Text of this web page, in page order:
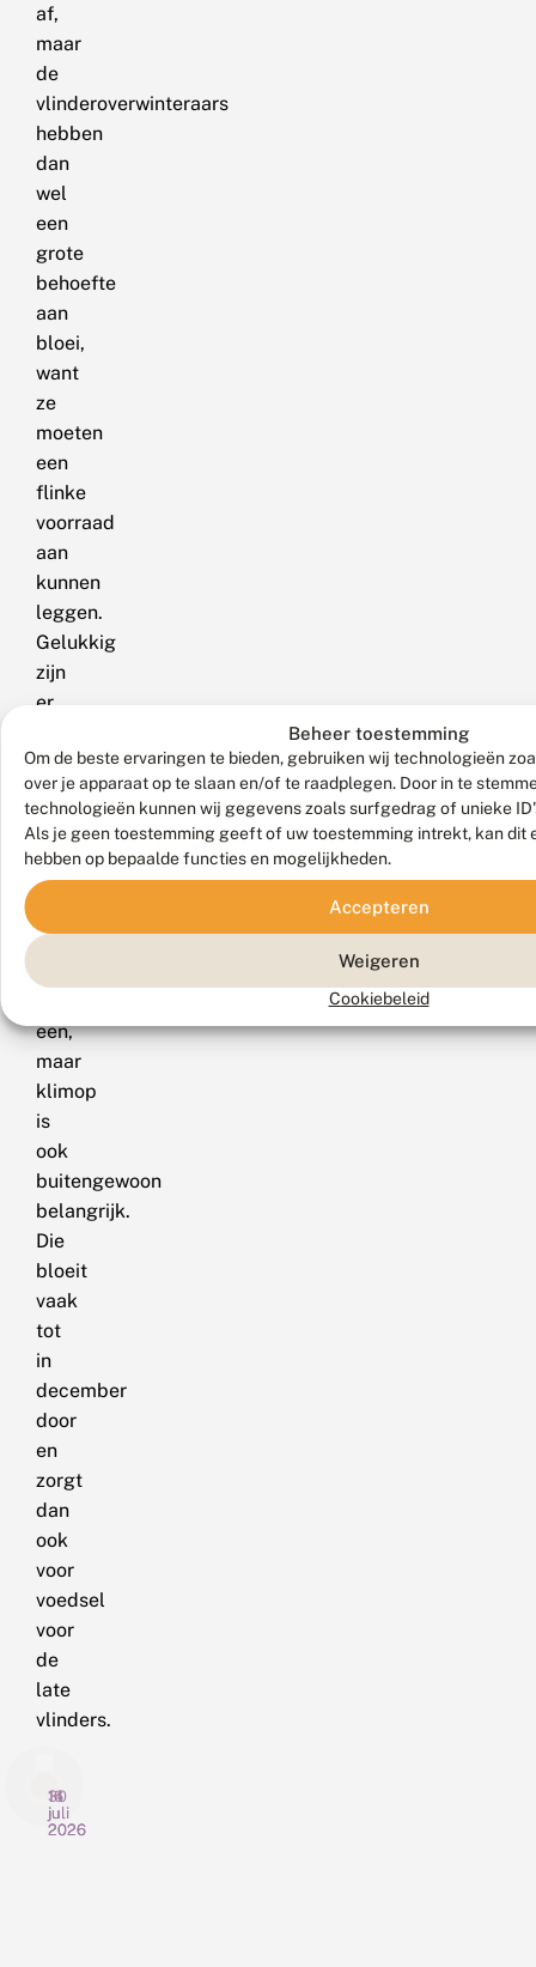
Beheer toestemming
Om de beste ervaringen te bieden, gebruiken wij technologieën
over je apparaat op te slaan en/of te raadplegen. Door in te
technologieën kunnen wij gegevens zoals surfgedrag of unieke
Als je geen toestemming geeft of uw toestemming intrekt, kan dit
hebben op bepaalde functies en mogelijkheden.
Accepteren
Weigeren
Cookiebeleid
af,
maar
de
vlinderoverwinteraars
hebben
dan
wel
een
grote
behoefte
aan
bloei,
want
ze
moeten
een
flinke
voorraad
aan
kunnen
leggen.
Gelukkig
zijn
er
goede
nectarplanten
die
laat
bloeien.
is
een,
maar
klimop
is
ook
buitengewoon
belangrijk.
Die
bloeit
vaak
tot
in
december
door
en
zorgt
dan
ook
voor
voedsel
voor
de
late
vlinders.
30
juli
2026
16
juli
2026
14
juli
2026